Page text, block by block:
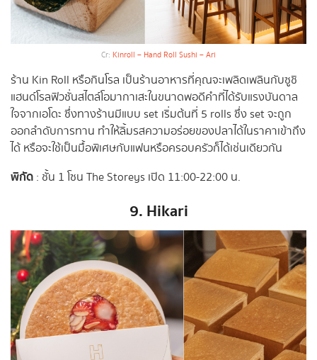
Cr: Kinroll – Hand Roll Sushi – Ari
ร้าน Kin Roll หรือกินโรล เป็นร้านอาหารที่คุณจะเพลิดเพลินกับซูชิ
แฮนด์โรลฟิวชั่นสไตล์โอมากาเสะในขนาดพอดีคำที่ได้รับแรงบันดาล
ใจจากเอโดะ ซึ่งทางร้านมีแบบ set เริ่มต้นที่ 5 rolls ซึ่ง set จะถูก
ออกลำดับการทาน ทำให้ลิ้มรสความอร่อยของปลาได้ในราคาเข้าถึง
ได้ หรือจะใช้เป็นมื้อพิเศษกับแฟนหรือครอบครัวก็ได้เช่นเดียวกัน
พิกัด : ชั้น 1 โซน The Storeys เปิด 11:00-22:00 น.
9. Hikari